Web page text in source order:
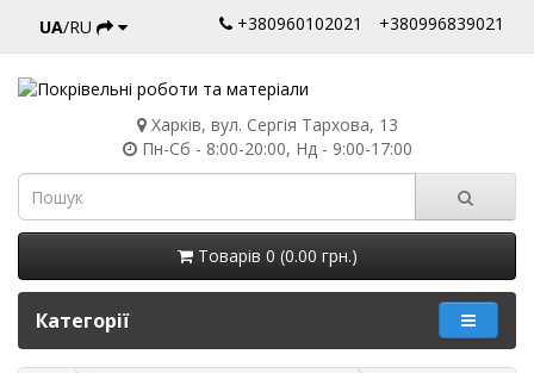
UA/RU +380960102021 +380996839021
Харків, вул. Сергія Тархова, 13
Пн-Сб - 8:00-20:00, Нд - 9:00-17:00
Товарів 0 (0.00 грн.)
Категорії